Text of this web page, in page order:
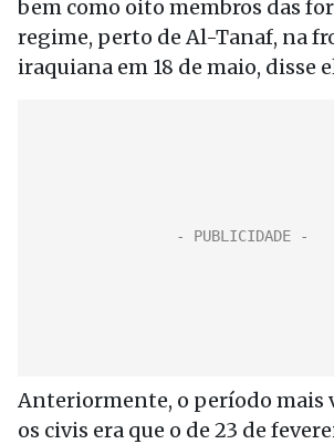
bem como oito membros das
regime, perto de Al-Tanaf, na
iraquiana em 18 de maio, disse
Anteriormente, o período mais
os civis era que o de 23 de